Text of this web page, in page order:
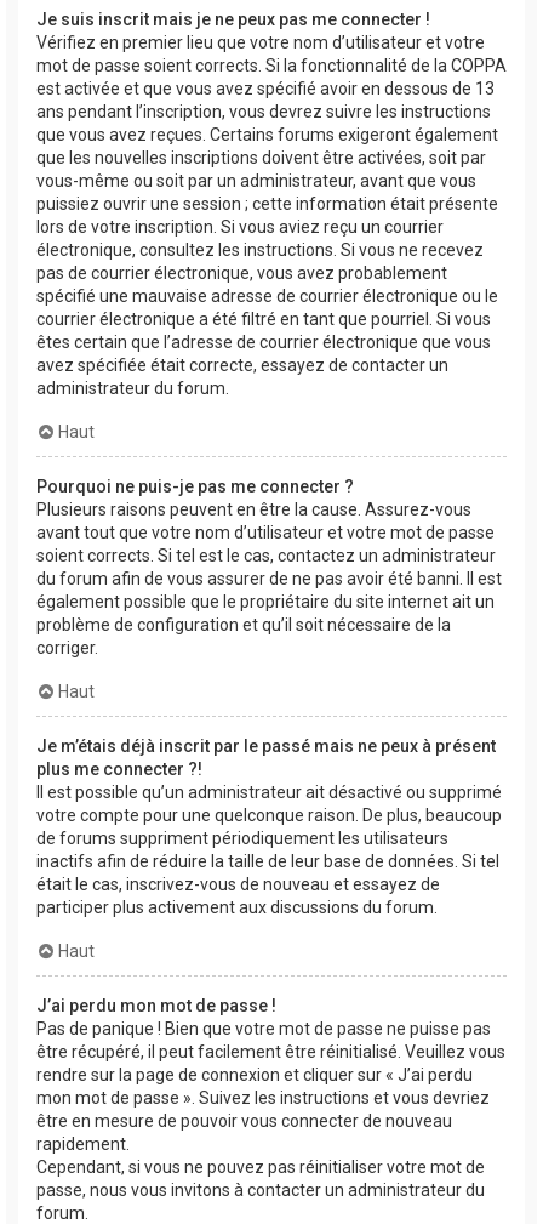
Je suis inscrit mais je ne peux pas me connecter !
Vérifiez en premier lieu que votre nom d’utilisateur et votre
mot de passe soient corrects. Si la fonctionnalité de la COPPA
est activée et que vous avez spécifié avoir en dessous de 13
ans pendant l’inscription, vous devrez suivre les instructions
que vous avez reçues. Certains forums exigeront également
que les nouvelles inscriptions doivent être activées, soit par
vous-même ou soit par un administrateur, avant que vous
puissiez ouvrir une session ; cette information était présente
lors de votre inscription. Si vous aviez reçu un courrier
électronique, consultez les instructions. Si vous ne recevez
pas de courrier électronique, vous avez probablement
spécifié une mauvaise adresse de courrier électronique ou le
courrier électronique a été filtré en tant que pourriel. Si vous
êtes certain que l’adresse de courrier électronique que vous
avez spécifiée était correcte, essayez de contacter un
administrateur du forum.
Haut
Pourquoi ne puis-je pas me connecter ?
Plusieurs raisons peuvent en être la cause. Assurez-vous
avant tout que votre nom d’utilisateur et votre mot de passe
soient corrects. Si tel est le cas, contactez un administrateur
du forum afin de vous assurer de ne pas avoir été banni. Il est
également possible que le propriétaire du site internet ait un
problème de configuration et qu’il soit nécessaire de la
corriger.
Haut
Je m’étais déjà inscrit par le passé mais ne peux à présent
plus me connecter ?!
Il est possible qu’un administrateur ait désactivé ou supprimé
votre compte pour une quelconque raison. De plus, beaucoup
de forums suppriment périodiquement les utilisateurs
inactifs afin de réduire la taille de leur base de données. Si tel
était le cas, inscrivez-vous de nouveau et essayez de
participer plus activement aux discussions du forum.
Haut
J’ai perdu mon mot de passe !
Pas de panique ! Bien que votre mot de passe ne puisse pas
être récupéré, il peut facilement être réinitialisé. Veuillez vous
rendre sur la page de connexion et cliquer sur « J’ai perdu
mon mot de passe ». Suivez les instructions et vous devriez
être en mesure de pouvoir vous connecter de nouveau
rapidement.
Cependant, si vous ne pouvez pas réinitialiser votre mot de
passe, nous vous invitons à contacter un administrateur du
forum.